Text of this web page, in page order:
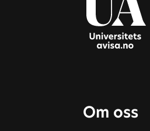
Om oss